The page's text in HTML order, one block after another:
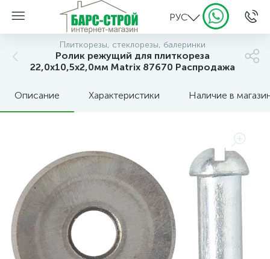
РУС
Плиткорезы, стеклорезы, балеринки
Ролик режущий для плиткореза
22,0х10,5х2,0мм Matrix 87670 Распродажа
Описание Характеристики Наличие в